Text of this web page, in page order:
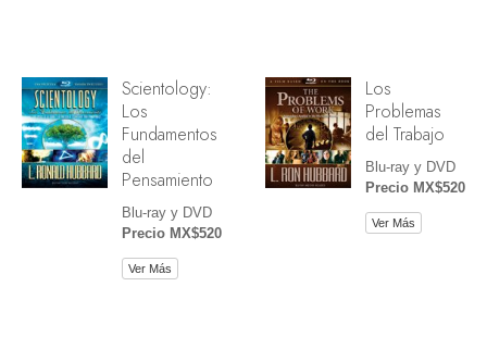
Scientology:
Los
Fundamentos
del
Pensamiento
Blu-ray y DVD
Precio MX$520
Ver Más
Los
Problemas
del Trabajo
Blu-ray y DVD
Precio MX$520
Ver Más